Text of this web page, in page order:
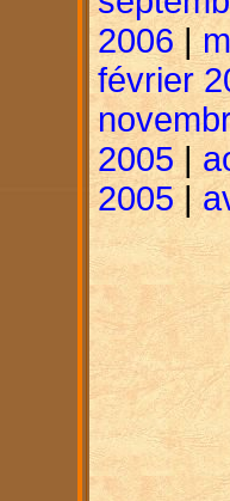
2006|
février
2005
2005|